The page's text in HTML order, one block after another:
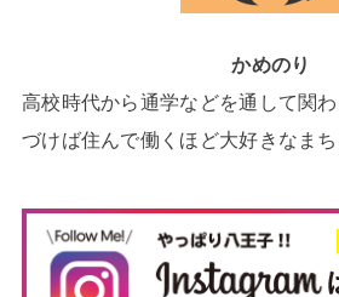
かめのり
高校時代から通学などを通して関
づけば住んで働くほど大好きなま